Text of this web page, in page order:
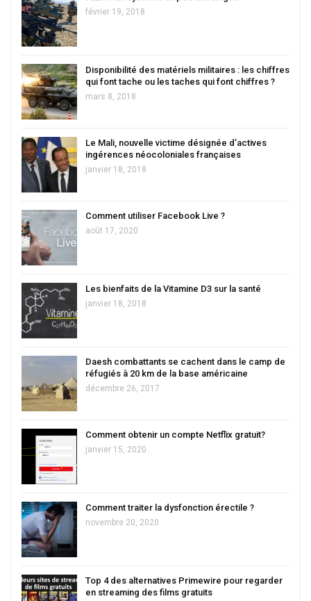
février 19, 2018
Disponibilité des matériels militaires : les chiffres
qui font tache ou les taches qui font chiffres ?
mars 8, 2018
Le Mali, nouvelle victime désignée d’actives
ingérences néocoloniales françaises
janvier 18, 2018
Comment utiliser Facebook Live ?
août 17, 2020
Les bienfaits de la Vitamine D3 sur la santé
janvier 18, 2018
Daesh combattants se cachent dans le camp de
réfugiés à 20 km de la base américaine
décembre 26, 2017
Comment obtenir un compte Netflix gratuit?
janvier 15, 2020
Comment traiter la dysfonction érectile ?
novembre 20, 2020
Top 4 des alternatives Primewire pour regarder
en streaming des films gratuits